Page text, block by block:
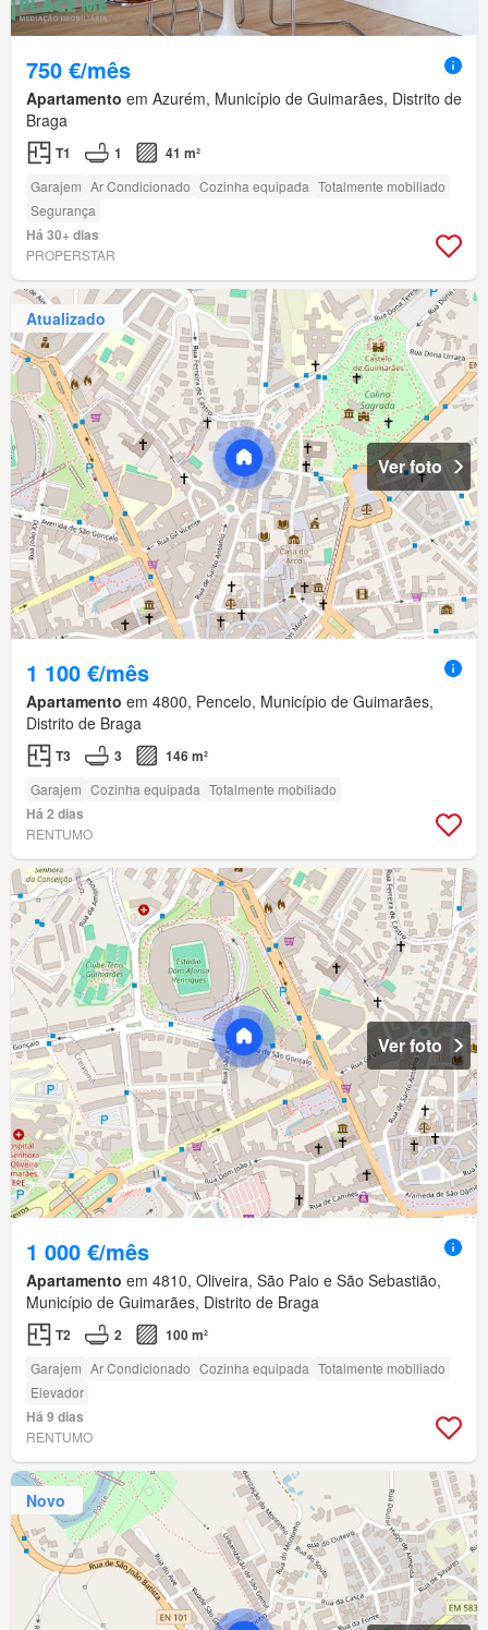
750 €/mês
Apartamento em Azurém, Município de Guimarães, Distrito de
Braga
T1 1 41 m²
Garajem Ar Condicionado Cozinha equipada Totalmente mobiliado
Segurança
Há 30+ dias
PROPERSTAR
Atualizado
Ver foto
1 100 €/mês
Apartamento em 4800, Pencelo, Município de Guimarães,
Distrito de Braga
T3 3 146 m²
Garajem Cozinha equipada Totalmente mobiliado
Há 2 dias
RENTUMO
Ver foto
1 000 €/mês
Apartamento em 4810, Oliveira, São Paio e São Sebastião,
Município de Guimarães, Distrito de Braga
T2 2 100 m²
Garajem Ar Condicionado Cozinha equipada Totalmente mobiliado
Elevador
Há 9 dias
RENTUMO
Novo